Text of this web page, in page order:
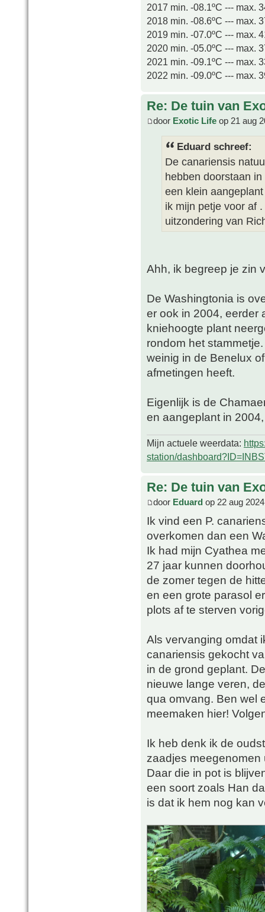
2017 min. -08.1ºC --- max.
2018 min. -08.6ºC --- max.
2019 min. -07.0ºC --- max.
2020 min. -05.0ºC --- max.
2021 min. -09.1ºC --- max.
2022 min. -09.0ºC --- max.
Re: De tuin van
door Exotic Life op 21 aug
Eduard schreef:
De canariensis
hebben doorstaan
een klein
ik mijn petje voor af
uitzondering van
Ahh, ik begreep je zin
De Washingtonia is
er ook in 2004, eerder
kniehoogte plant
rondom het
weinig in de Benelux
afmetingen heeft.
Eigenlijk is de
en aangeplant in
Mijn actuele weerdata:
station/
Re: De tuin van
door Eduard op 22 aug
Ik vind een P.
overkomen dan een
Ik had mijn Cyathea
27 jaar kunnen
de zomer tegen de
en een grote parasol
plots af te sterven
Als vervanging omdat
canariensis gekocht
in de grond geplant.
nieuwe lange veren,
qua omvang. Ben wel
meemaken hier!
Ik heb denk ik de
zaadjes meegenomen
Daar die in pot is
een soort zoals Han
is dat ik hem nog kan